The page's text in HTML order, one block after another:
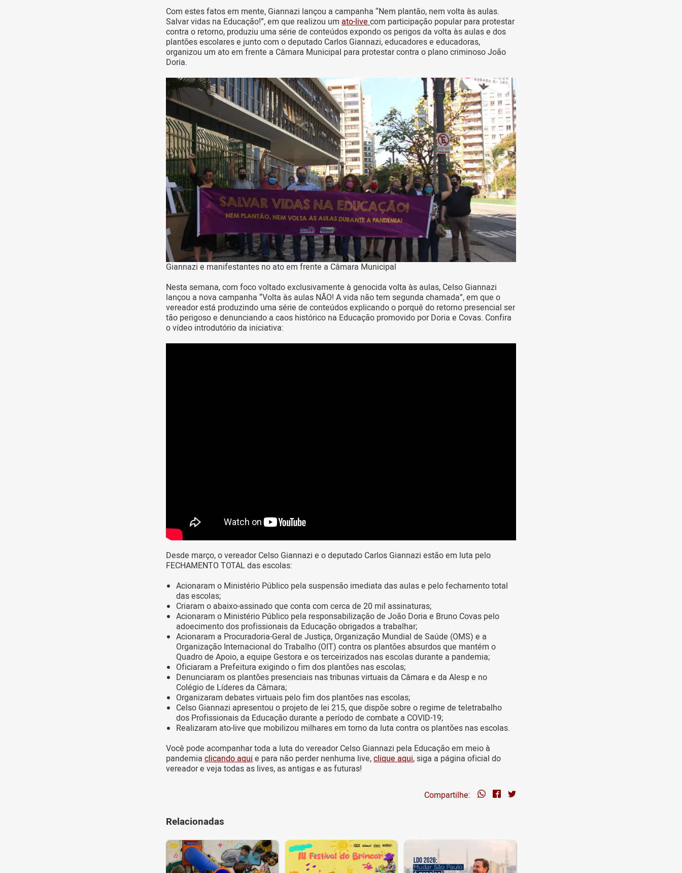
Com estes fatos em mente, Giannazi lançou a campanha “Nem plantão, nem volta às aulas.
Salvar vidas na Educação!”, em que realizou um ato-livecom participação popular para protestar
contra o retorno, produziu uma série de conteúdos expondo os perigos da volta às aulas e dos
plantões escolares e junto com o deputado Carlos Giannazi, educadores e educadoras,
organizou um ato em frente a Câmara Municipal para protestar contra o plano criminoso João
Doria.
Giannazi e manifestantes no ato em frente a Câmara Municipal
Nesta semana, com foco voltado exclusivamente à genocida volta às aulas, Celso Giannazi
lançou a nova campanha “Volta às aulas NÃO! A vida não tem segunda chamada”, em que o
vereador está produzindo uma série de conteúdos explicando o porquê do retorno presencial ser
tão perigoso e denunciando a caos histórico na Educação promovido por Doria e Covas. Confira
o vídeo introdutório da iniciativa:
Desde março, o vereador Celso Giannazi e o deputado Carlos Giannazi estão em luta pelo
FECHAMENTO TOTAL das escolas:
Acionaram o Ministério Público pela suspensão imediata das aulas e pelo fechamento total
das escolas;
Criaram o abaixo-assinado que conta com cerca de 20 mil assinaturas;
Acionaram o Ministério Público pela responsabilização de João Doria e Bruno Covas pelo
adoecimento dos profissionais da Educação obrigados a trabalhar;
Acionaram a Procuradoria-Geral de Justiça, Organização Mundial de Saúde (OMS) e a
Organização Internacional do Trabalho (OIT) contra os plantões absurdos que mantém o
Quadro de Apoio, a equipe Gestora e os terceirizados nas escolas durante a pandemia;
Oficiaram a Prefeitura exigindo o fim dos plantões nas escolas;
Denunciaram os plantões presenciais nas tribunas virtuais da Câmara e da Alesp e no
Colégio de Líderes da Câmara;
Organizaram debates virtuais pelo fim dos plantões nas escolas;
Celso Giannazi apresentou o projeto de lei 215, que dispõe sobre o regime de teletrabalho
dos Profissionais da Educação durante a período de combate a COVID-19;
Realizaram ato-live que mobilizou milhares em torno da luta contra os plantões nas escolas.
Você pode acompanhar toda a luta do vereador Celso Giannazi pela Educação em meio à
pandemia clicando aqui e para não perder nenhuma live,clique aqui, siga a página oficial do
vereador e veja todas as lives, as antigas e as futuras!
Compartilhe:
Relacionadas